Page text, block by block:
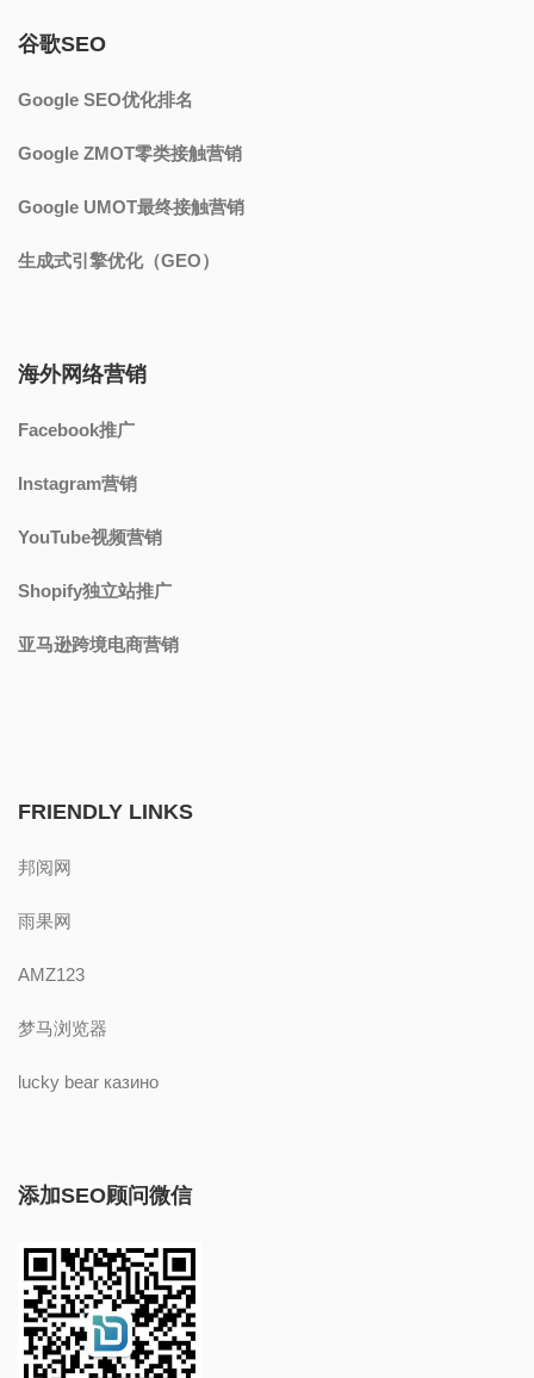
谷歌SEO
Google SEO优化排名
Google ZMOT零类接触营销
Google UMOT最终接触营销
生成式引擎优化（GEO）
海外网络营销
Facebook推广
Instagram营销
YouTube视频营销
Shopify独立站推广
亚马逊跨境电商营销
FRIENDLY LINKS
邦阅网
雨果网
AMZ123
梦马浏览器
lucky bear казино
添加SEO顾问微信